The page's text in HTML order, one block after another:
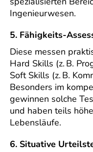
Ingenieurwesen.
5. Fähigkeits-
Diese messen
Hard Skills (z. B.
Soft Skills (z. B.
Besonders im
gewinnen solche
und haben teils
Lebensläufe.
6. Situative